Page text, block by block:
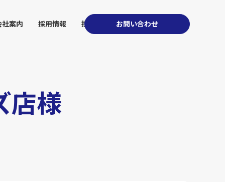
社案内 採用情報 投資家情報 お問い合わせ
店様